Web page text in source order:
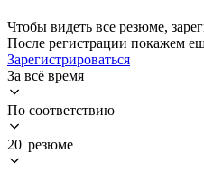
Чтобы видеть все резюме,
После регистрации покажем
Зарегистрироваться
За всё время
По соответствию
20 резюме